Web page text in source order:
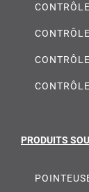
PRODUITS